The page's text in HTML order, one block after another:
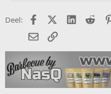
n
:
Deel: FacebookX (Twitter)
LinkedIn
E-mailkoppeling